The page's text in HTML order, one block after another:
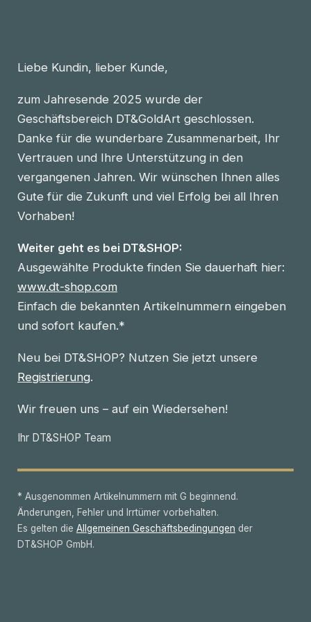
Liebe Kundin, lieber Kunde,
zum Jahresende 2025 wurde der
Geschäftsbereich DT&GoldArt geschlossen.
Danke für die wunderbare Zusammenarbeit, Ihr
Vertrauen und Ihre Unterstützung in den
vergangenen Jahren. Wir wünschen Ihnen alles
Gute für die Zukunft und viel Erfolg bei all Ihren
Vorhaben!
Weiter geht es bei DT&SHOP:
Ausgewählte Produkte finden Sie dauerhaft hier:
www.dt-shop.com
Einfach die bekannten Artikelnummern eingeben
und sofort kaufen.*
Neu bei DT&SHOP? Nutzen Sie jetzt unsere
Registrierung.
Wir freuen uns – auf ein Wiedersehen!
Ihr DT&SHOP Team
* Ausgenommen Artikelnummern mit G beginnend.
Änderungen, Fehler und Irrtümer vorbehalten.
Es gelten die Allgemeinen Geschäftsbedingungen der
DT&SHOP GmbH.